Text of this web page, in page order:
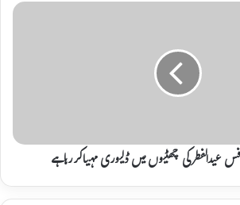
عیدالفطرکی چھٹیوں میں ڈلیوری مہیاکررہاہے